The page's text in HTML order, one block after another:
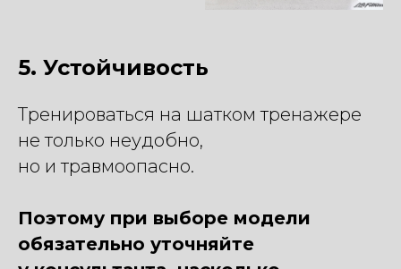
5. Устойчивость
Тренироваться на шатком тренажере
не только неудобно,
но и травмоопасно.
Поэтому при выборе модели
обязательно уточняйте